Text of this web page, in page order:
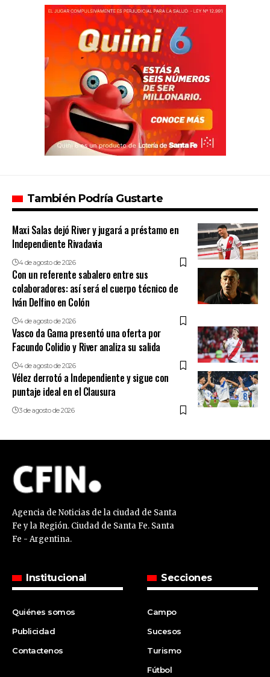
También Podría Gustarte
Maxi Salas dejó River y jugará a préstamo en
Independiente Rivadavia
4 de agosto de 2026
Con un referente sabalero entre sus
colaboradores: así será el cuerpo técnico de
Iván Delfino en Colón
4 de agosto de 2026
Vasco da Gama presentó una oferta por
Facundo Colidio y River analiza su salida
4 de agosto de 2026
Vélez derrotó a Independiente y sigue con
puntaje ideal en el Clausura
3 de agosto de 2026
Agencia de Noticias de la ciudad de Santa
Fe y la Región. Ciudad de Santa Fe. Santa
Fe - Argentina.
Institucional
Quiénes somos
Publicidad
Contactenos
Secciones
Campo
Sucesos
Turismo
Fútbol